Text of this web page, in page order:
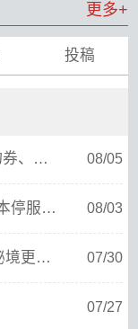
更多+
投稿
逆战全新塔防“泣魂古堡”上线，购物券、免单券、典藏神器享不停！ 08/05
《逆战》2026年8月4日1.0.1.153版本停服维护公告 08/03
《逆战》沟通蓝帖：8月版本·深渊秘境更新，系统减负，基础体验优化 07/30
07/27